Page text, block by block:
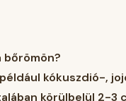
bőrömön?
kókuszdió-,
körülbelül 2-3